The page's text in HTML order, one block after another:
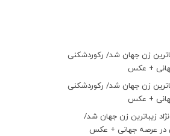
زن جهان شد/ رکوردشکنی
+ عکس
زن جهان شد/ رکوردشکنی
+ عکس
نژاد زیباترین زن جهان شد/
در عرصه جهانی + عکس